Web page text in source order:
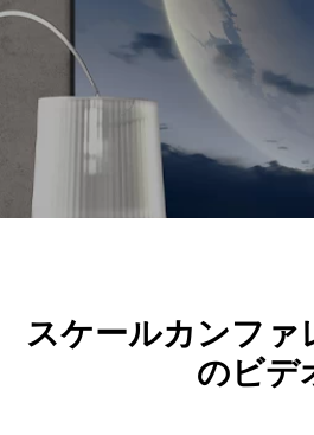
スケールカンファ
のビデ